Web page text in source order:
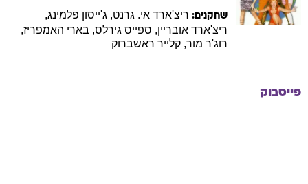
שחקנים: ריצ'ארד אי. גרנט, ג'ייסון פלמינג,
ריצ'ארד אובריין, ספייס גירלס, בארי האמפריז,
רוג'ר מור, קלייר ראשברוק
פייסבוק